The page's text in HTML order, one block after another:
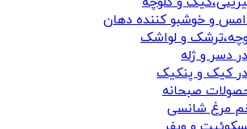
و خوشبو کننده دهان
و لواشک
دسر و ژله
کیک و پنکیک
صبحانه
مرغ شانسی